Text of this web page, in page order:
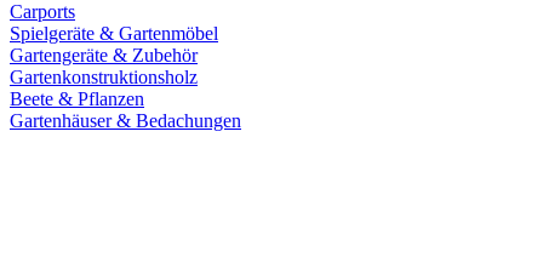
Carports
Spielgeräte & Gartenmöbel
Gartengeräte & Zubehör
Gartenkonstruktionsholz
Beete & Pflanzen
Gartenhäuser & Bedachungen